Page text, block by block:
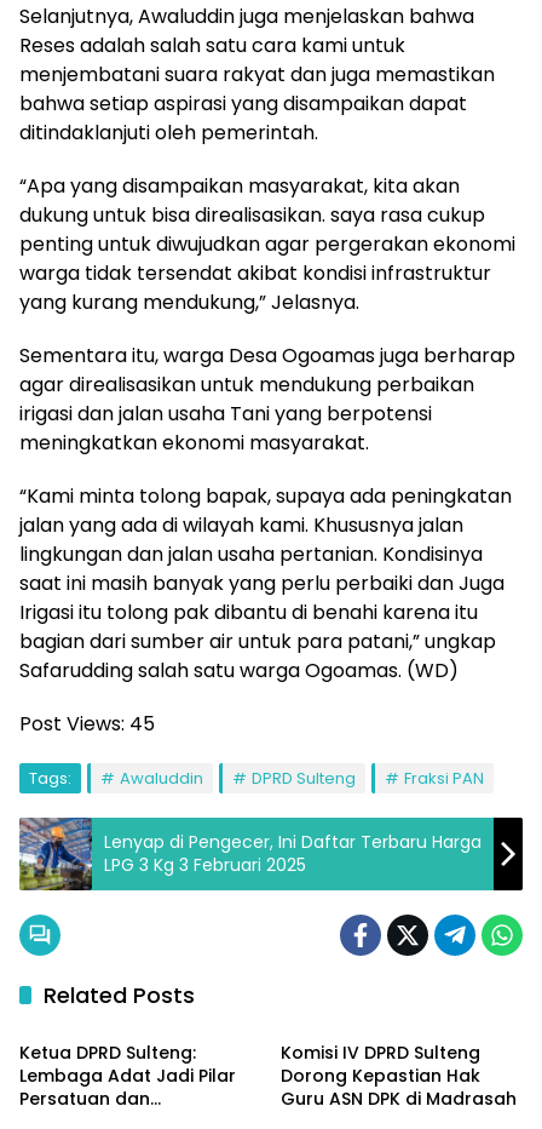
Selanjutnya, Awaluddin juga menjelaskan bahwa
Reses adalah salah satu cara kami untuk
menjembatani suara rakyat dan juga memastikan
bahwa setiap aspirasi yang disampaikan dapat
ditindaklanjuti oleh pemerintah.
“Apa yang disampaikan masyarakat, kita akan
dukung untuk bisa direalisasikan. saya rasa cukup
penting untuk diwujudkan agar pergerakan ekonomi
warga tidak tersendat akibat kondisi infrastruktur
yang kurang mendukung,” Jelasnya.
Sementara itu, warga Desa Ogoamas juga berharap
agar direalisasikan untuk mendukung perbaikan
irigasi dan jalan usaha Tani yang berpotensi
meningkatkan ekonomi masyarakat.
“Kami minta tolong bapak, supaya ada peningkatan
jalan yang ada di wilayah kami. Khususnya jalan
lingkungan dan jalan usaha pertanian. Kondisinya
saat ini masih banyak yang perlu perbaiki dan Juga
Irigasi itu tolong pak dibantu di benahi karena itu
bagian dari sumber air untuk para patani,” ungkap
Safarudding salah satu warga Ogoamas. (WD)
Post Views: 45
Tags: Awaluddin DPRD Sulteng Fraksi PAN
Lenyap di Pengecer, Ini Daftar Terbaru Harga
LPG 3 Kg 3 Februari 2025
Related Posts
Parlementeria
Ketua DPRD Sulteng:
Lembaga Adat Jadi Pilar
Persatuan dan
Komisi IV DPRD Sulteng
Dorong Kepastian Hak
Guru ASN DPK di Madrasah
Parlementeria Parlementeria